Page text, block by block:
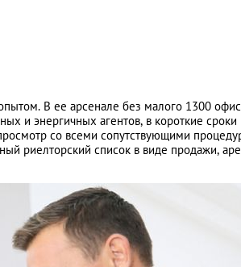
В ее арсенале без малого 1300
и энергичных агентов, в короткие сроки
со всеми сопутствующими
риелторский список в виде продажи,